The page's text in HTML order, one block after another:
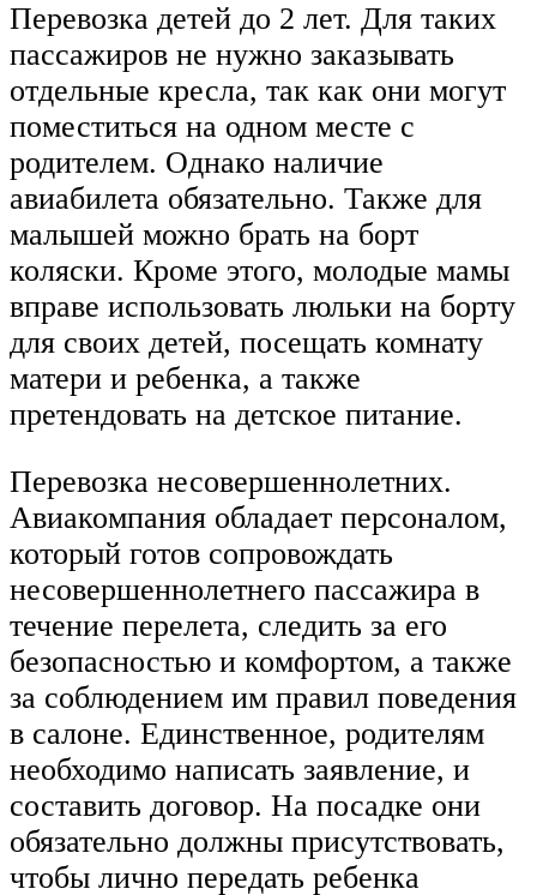
Перевозка детей до 2 лет. Для таких
пассажиров не нужно заказывать
отдельные кресла, так как они могут
поместиться на одном месте с
родителем. Однако наличие
авиабилета обязательно. Также для
малышей можно брать на борт
коляски. Кроме этого, молодые мамы
вправе использовать люльки на борту
для своих детей, посещать комнату
матери и ребенка, а также
претендовать на детское питание.
Перевозка несовершеннолетних.
Авиакомпания обладает персоналом,
который готов сопровождать
несовершеннолетнего пассажира в
течение перелета, следить за его
безопасностью и комфортом, а также
за соблюдением им правил поведения
в салоне. Единственное, родителям
необходимо написать заявление, и
составить договор. На посадке они
обязательно должны присутствовать,
чтобы лично передать ребенка